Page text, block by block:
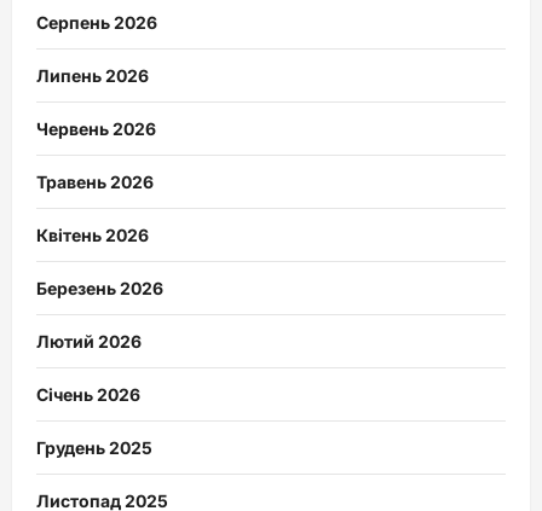
Серпень 2026
Липень 2026
Червень 2026
Травень 2026
Квітень 2026
Березень 2026
Лютий 2026
Січень 2026
Грудень 2025
Листопад 2025